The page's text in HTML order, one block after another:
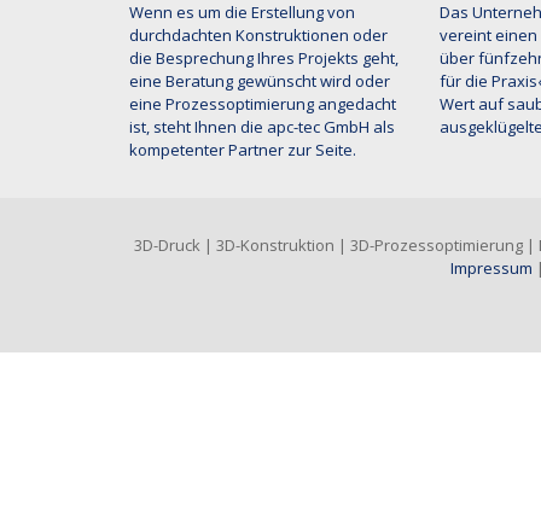
Wenn es um die Erstellung von
durchdachten Konstruktionen oder
die Besprechung Ihres Projekts geht,
eine Beratung gewünscht wird oder
eine Prozessoptimierung angedacht
ist, steht Ihnen die apc-tec GmbH als
kompetenter Partner zur Seite.
Das
vereint
über
für die
Wert auf
3D-Druck | 3D-Konstruktion | 3D-Prozessoptimierung
Impressum